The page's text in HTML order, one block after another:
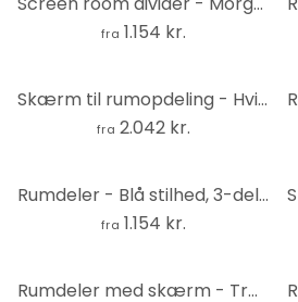
fra 1.154 kr.
Skærm til rumopdeling - Hvide blomster, 3-delt
fra 2.042 kr.
Rumdeler - Blå stilhed, 3-delt - 135x172 cm
fra 1.154 kr.
Rumdeler med skærm - Træhytte, 3-delt